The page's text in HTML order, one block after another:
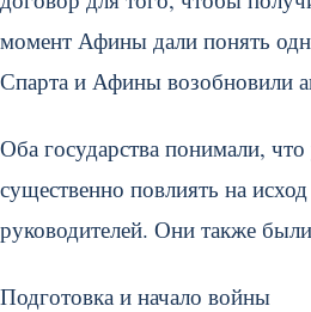
момент Афины дали понять
Спарта и Афины возобновили
Оба государства понимали,
существенно повлиять на
руководителей. Они также
Подготовка и начало войны